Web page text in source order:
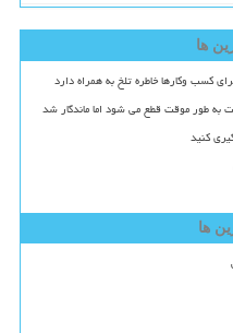
ها
کسب وکارها خاطره تلخ به همراه دارد
کنید
ها